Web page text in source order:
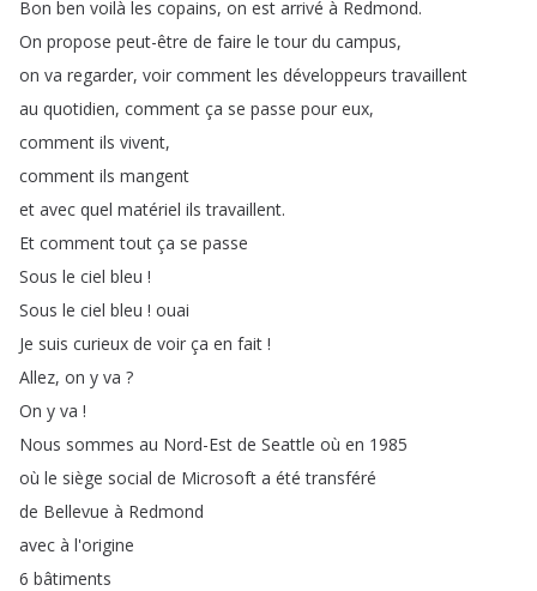
Bon ben voilà les copains, on est arrivé à Redmond.
On propose peut-être de faire le tour du campus,
on va regarder, voir comment les développeurs travaillent
au quotidien, comment ça se passe pour eux,
comment ils vivent,
comment ils mangent
et avec quel matériel ils travaillent.
Et comment tout ça se passe
Sous le ciel bleu !
Sous le ciel bleu ! ouai
Je suis curieux de voir ça en fait !
Allez, on y va ?
On y va !
Nous sommes au Nord-Est de Seattle où en 1985
où le siège social de Microsoft a été transféré
de Bellevue à Redmond
avec à l'origine
6 bâtiments